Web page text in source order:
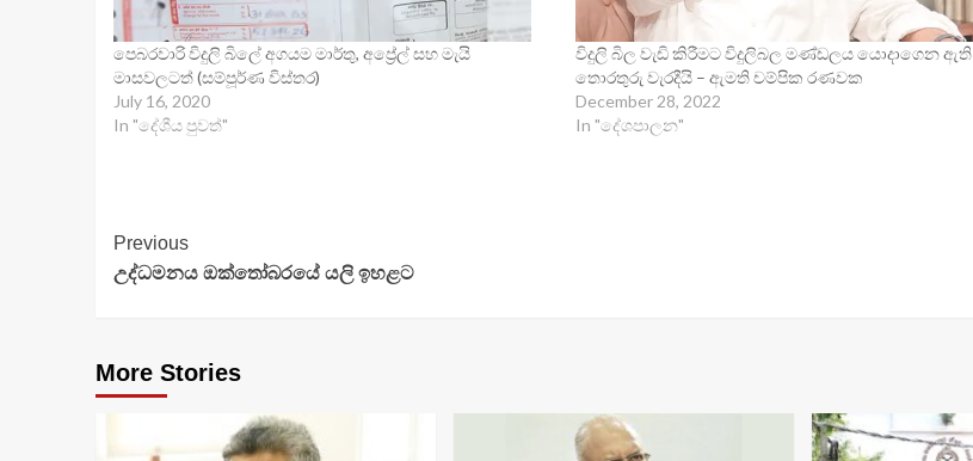
පෙබරවාරි විදුලි බිලේ අගයම මාර්තු, අප්‍රේල් සහ මැයි
මාසවලටත් (සම්පූර්ණ විස්තර)
July 16, 2020
In "දේශීය පුවත්"
විදුලි බිල වැඩි කිරීමට විදුලිබල මණ්ඩලය යොදාගෙන ඇති
තොරතුරු වැරදීයි – ඇමති චම්පික රණවක
December 28, 2022
In "දේශපාලන"
Continue
Reading
Previous
උද්ධමනය ඔක්තෝබරයේ යලි ඉහළට
More Stories